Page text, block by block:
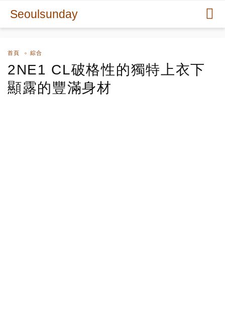
Seoulsunday
首頁 綜合
2NE1 CL破格性的獨特上衣下
顯露的豐滿身材